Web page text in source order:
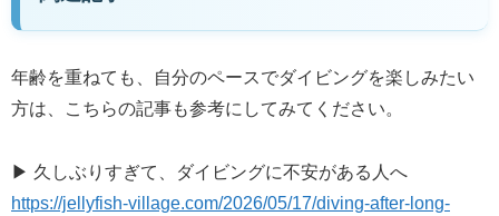
年齢を重ねても、自分のペースでダイビングを楽しみたい
方は、こちらの記事も参考にしてみてください。
▶ 久しぶりすぎて、ダイビングに不安がある人へ
https://jellyfish-village.com/2026/05/17/diving-after-long-